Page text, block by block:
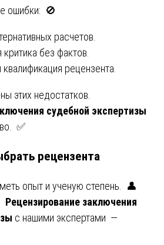
ошибки: 🚫
расчетов.
без фактов.
рецензента.
этих недостатков.
судебной экспертизы
✅
рецензента
опыт и ученую степень. 👤
Рецензирование заключения
с нашими экспертами —